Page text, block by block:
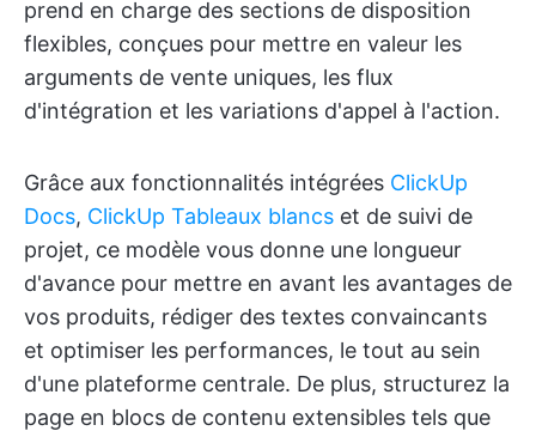
prend en charge des sections de disposition
flexibles, conçues pour mettre en valeur les
arguments de vente uniques, les flux
d'intégration et les variations d'appel à l'action.
Grâce aux fonctionnalités intégrées ClickUp
Docs, ClickUp Tableaux blancs et de suivi de
projet, ce modèle vous donne une longueur
d'avance pour mettre en avant les avantages de
vos produits, rédiger des textes convaincants
et optimiser les performances, le tout au sein
d'une plateforme centrale. De plus, structurez la
page en blocs de contenu extensibles tels que